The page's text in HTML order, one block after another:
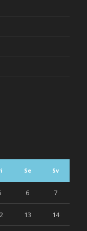
Se Sv
6 7
13 14